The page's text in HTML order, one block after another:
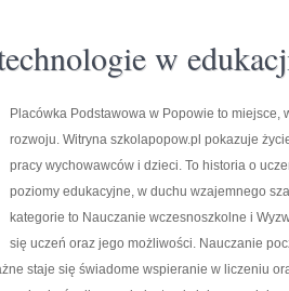
w
Placówka Podstawowa w Popowie to miejsce,
rozwoju. Witryna szkolapopow.pl pokazuje
pracy wychowawców i dzieci. To historia o
poziomy edukacyjne, w duchu wzajemnego
kategorie to Nauczanie wczesnoszkolne i
się uczeń oraz jego możliwości. Nauczanie
staje się świadome wspieranie w liczeniu